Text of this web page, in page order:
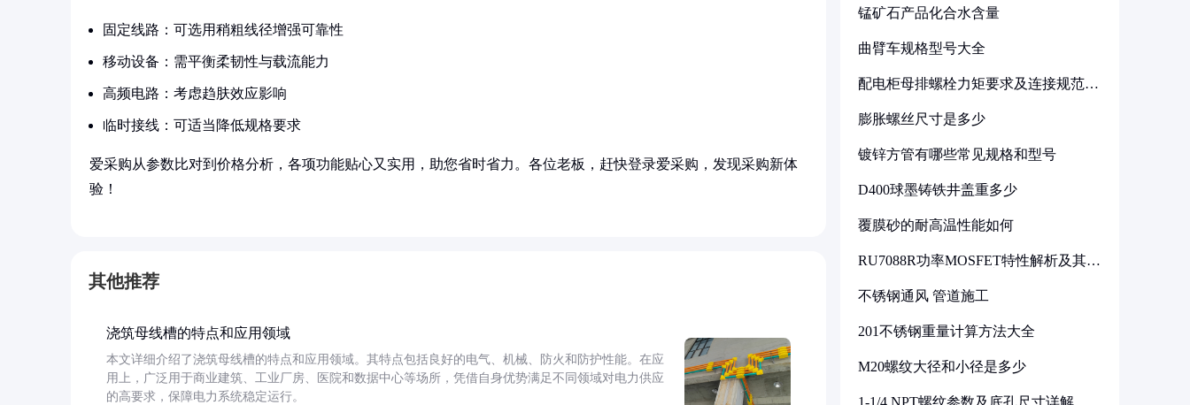
固定线路：可选用稍粗线径增强可靠性
移动设备：需平衡柔韧性与载流能力
高频电路：考虑趋肤效应影响
临时接线：可适当降低规格要求
爱采购从参数比对到价格分析，各项功能贴心又实用，助您省时省力。各位老板，赶快登录爱采购，发现采购新体
验！
其他推荐
浇筑母线槽的特点和应用领域
本文详细介绍了浇筑母线槽的特点和应用领域。其特点包括良好的电气、机械、防火和防护性能。在应
用上，广泛用于商业建筑、工业厂房、医院和数据中心等场所，凭借自身优势满足不同领域对电力供应
的高要求，保障电力系统稳定运行。
锰矿石产品化合水含量
曲臂车规格型号大全
配电柜母排螺栓力矩要求及连接规范详
膨胀螺丝尺寸是多少
镀锌方管有哪些常见规格和型号
D400球墨铸铁井盖重多少
覆膜砂的耐高温性能如何
RU7088R功率MOSFET特性解析及其在
不锈钢通风 管道施工
201不锈钢重量计算方法大全
M20螺纹大径和小径是多少
1-1/4 NPT螺纹参数及底孔尺寸详解